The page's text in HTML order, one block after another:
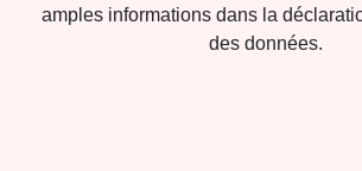
amples informations dans la
des données.